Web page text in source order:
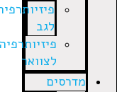
פיזיותרפיה
לגב
פיזיותרפיה
לצוואר
מדרסים